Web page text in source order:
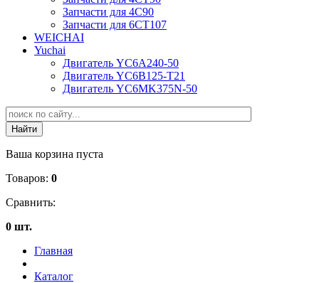
Запчасти для 4С90
Запчасти для 6CT107
WEICHAI
Yuchai
Двигатель YC6A240-50
Двигатель YC6B125-T21
Двигатель YC6MK375N-50
Ваша корзина пуста
Товаров: 0
Сравнить:
0 шт.
Главная
Каталог